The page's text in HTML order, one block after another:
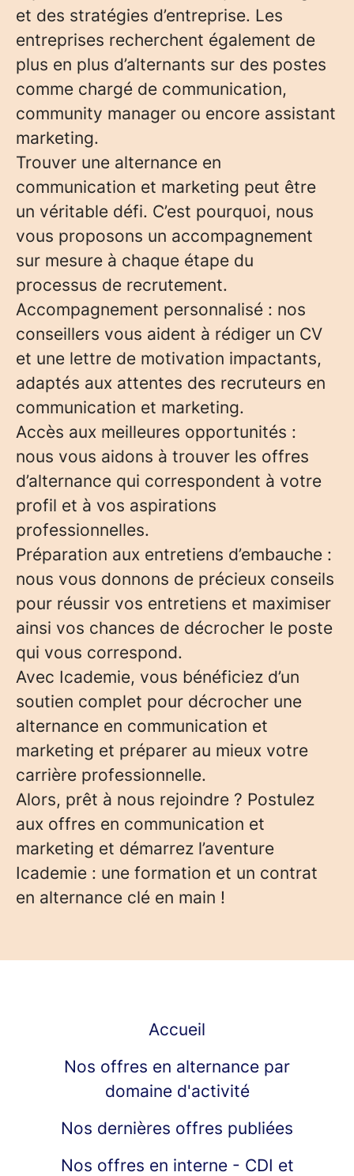
et des stratégies d’entreprise. Les
entreprises recherchent également de
plus en plus d’alternants sur des postes
comme chargé de communication,
community manager ou encore assistant
marketing.
Trouver une alternance en
communication et marketing peut être
un véritable défi. C’est pourquoi, nous
vous proposons un accompagnement
sur mesure à chaque étape du
processus de recrutement.
Accompagnement personnalisé : nos
conseillers vous aident à rédiger un CV
et une lettre de motivation impactants,
adaptés aux attentes des recruteurs en
communication et marketing.
Accès aux meilleures opportunités :
nous vous aidons à trouver les offres
d’alternance qui correspondent à votre
profil et à vos aspirations
professionnelles.
Préparation aux entretiens d’embauche :
nous vous donnons de précieux conseils
pour réussir vos entretiens et maximiser
ainsi vos chances de décrocher le poste
qui vous correspond.
Avec Icademie, vous bénéficiez d’un
soutien complet pour décrocher une
alternance en communication et
marketing et préparer au mieux votre
carrière professionnelle.
Alors, prêt à nous rejoindre ? Postulez
aux offres en communication et
marketing et démarrez l’aventure
Icademie : une formation et un contrat
en alternance clé en main !
Accueil
Nos offres en alternance par
domaine d'activité
Nos dernières offres publiées
Nos offres en interne - CDI et